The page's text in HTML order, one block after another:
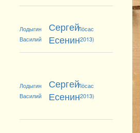
Лодыгин
Василий
Сергей
Есенин
Лӧсас
(2013)
Лодыгин
Василий
Сергей
Есенин
Лӧсас
(2013)